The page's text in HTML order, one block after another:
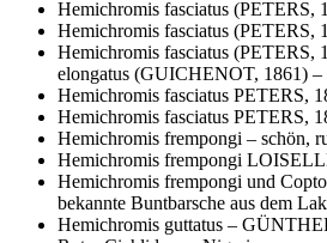
Hemichromis fasciatus (PETERS,
Hemichromis fasciatus (PETERS,
Hemichromis fasciatus (PETERS,
elongatus (GUICHENOT, 1861) –
Hemichromis fasciatus PETERS,
Hemichromis fasciatus PETERS,
Hemichromis frempongi – schön,
Hemichromis frempongi
Hemichromis frempongi und
bekannte Buntbarsche aus dem
Hemichromis guttatus –